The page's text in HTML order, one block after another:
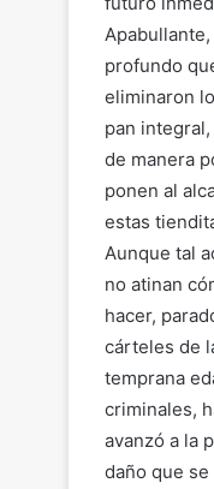
profundo
eliminaron
pan
de manera
ponen al
estas
Aunque tal
no atinan
hacer,
cárteles de
temprana
criminales,
avanzó a la
daño que